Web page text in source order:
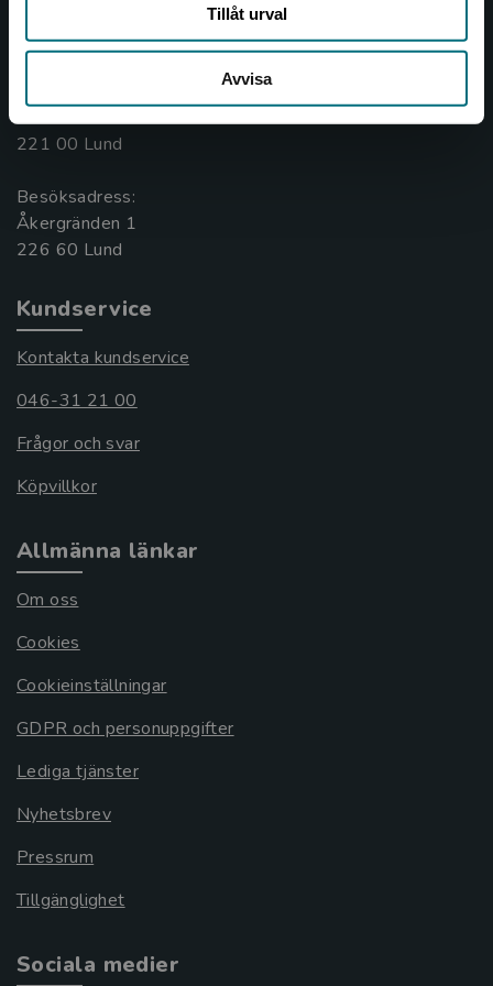
Tillåt urval
Avvisa
Kontakta oss
Box 141
221 00 Lund
Besöksadress:
Åkergränden 1
Kundservice
Kontakta kundservice
046-31 21 00
Frågor och svar
Köpvillkor
Allmänna länkar
Om oss
Cookies
Cookieinställningar
GDPR och personuppgifter
Lediga tjänster
Nyhetsbrev
Pressrum
Tillgänglighet
Sociala medier